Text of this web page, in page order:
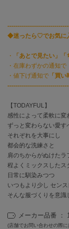
gelato pique
ジェラート ピケ
GELATO PIQUE
gelato pique Sleep
ジェラート ピケ スリー
GRAMICCI
グラミチ
Henon.
へノン
HUNTER
ハンター
◆迷ったら♡でお気に
・ 「あとで見たい」「
・在庫わずかの通知で
・値下げ通知で 「買
【TODAYFUL】
感性によって柔軟に変
ずっと変わらない愛す
それぞれを大事にし
都会的な洗練さと
肩のちからがぬけたラ
程よくミックスしたス
日常に馴染みつつ
いつもより少し セン
そんな服づくりを意識
メーカー品番 ：
(店舗でお問い合わせの際